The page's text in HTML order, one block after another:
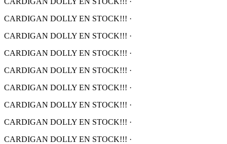
CARDIGAN DOLLY EN STOCK!!! ·
CARDIGAN DOLLY EN STOCK!!! ·
CARDIGAN DOLLY EN STOCK!!! ·
CARDIGAN DOLLY EN STOCK!!! ·
CARDIGAN DOLLY EN STOCK!!! ·
CARDIGAN DOLLY EN STOCK!!! ·
CARDIGAN DOLLY EN STOCK!!! ·
CARDIGAN DOLLY EN STOCK!!! ·